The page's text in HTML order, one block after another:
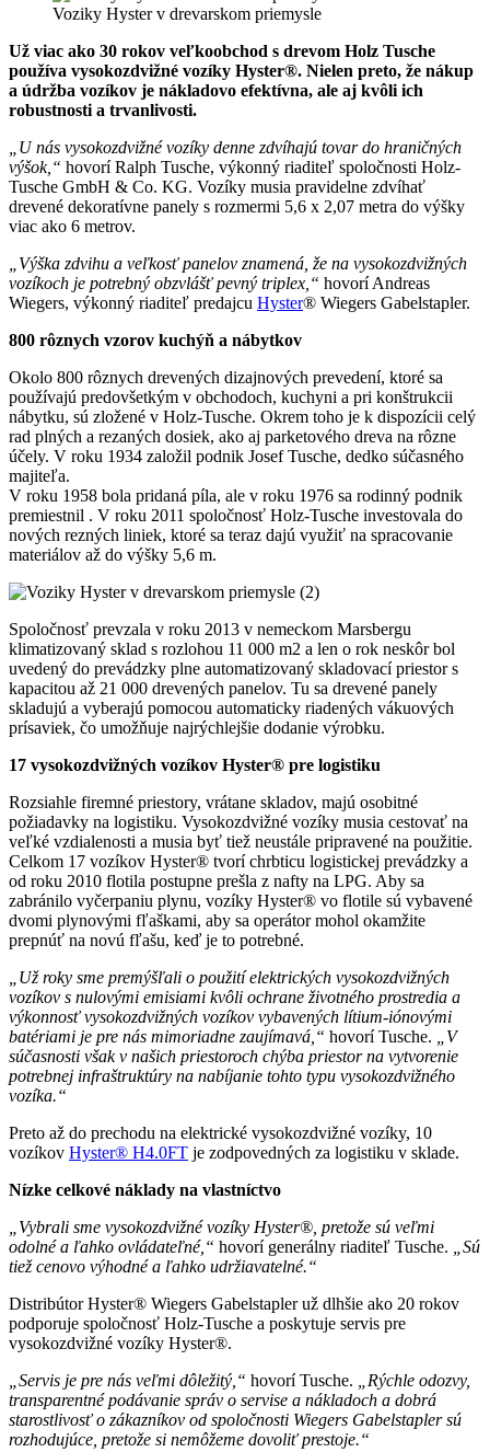
Voziky Hyster v drevarskom priemysle
Už viac ako 30 rokov veľkoobchod s drevom Holz Tusche
používa vysokozdvižné vozíky Hyster®. Nielen preto, že nákup
a údržba vozíkov je nákladovo efektívna, ale aj kvôli ich
robustnosti a trvanlivosti.
„U nás vysokozdvižné vozíky denne zdvíhajú tovar do hraničných
výšok,“ hovorí Ralph Tusche, výkonný riaditeľ spoločnosti Holz-
Tusche GmbH & Co. KG. Vozíky musia pravidelne zdvíhať
drevené dekoratívne panely s rozmermi 5,6 x 2,07 metra do výšky
viac ako 6 metrov.
„Výška zdvihu a veľkosť panelov znamená, že na vysokozdvižných
vozíkoch je potrebný obzvlášť pevný triplex,“ hovorí Andreas
Wiegers, výkonný riaditeľ predajcu Hyster® Wiegers Gabelstapler.
800 rôznych vzorov kuchýň a nábytkov
Okolo 800 rôznych drevených dizajnových prevedení, ktoré sa
používajú predovšetkým v obchodoch, kuchyni a pri konštrukcii
nábytku, sú zložené v Holz-Tusche. Okrem toho je k dispozícii celý
rad plných a rezaných dosiek, ako aj parketového dreva na rôzne
účely. V roku 1934 založil podnik Josef Tusche, dedko súčasného
majiteľa.
V roku 1958 bola pridaná píla, ale v roku 1976 sa rodinný podnik
premiestnil . V roku 2011 spoločnosť Holz-Tusche investovala do
nových rezných liniek, ktoré sa teraz dajú využiť na spracovanie
materiálov až do výšky 5,6 m.
Spoločnosť prevzala v roku 2013 v nemeckom Marsbergu
klimatizovaný sklad s rozlohou 11 000 m2 a len o rok neskôr bol
uvedený do prevádzky plne automatizovaný skladovací priestor s
kapacitou až 21 000 drevených panelov. Tu sa drevené panely
skladujú a vyberajú pomocou automaticky riadených vákuových
prísaviek, čo umožňuje najrýchlejšie dodanie výrobku.
17 vysokozdvižných vozíkov Hyster® pre logistiku
Rozsiahle firemné priestory, vrátane skladov, majú osobitné
požiadavky na logistiku. Vysokozdvižné vozíky musia cestovať na
veľké vzdialenosti a musia byť tiež neustále pripravené na použitie.
Celkom 17 vozíkov Hyster® tvorí chrbticu logistickej prevádzky a
od roku 2010 flotila postupne prešla z nafty na LPG. Aby sa
zabránilo vyčerpaniu plynu, vozíky Hyster® vo flotile sú vybavené
dvomi plynovými fľaškami, aby sa operátor mohol okamžite
prepnúť na novú fľašu, keď je to potrebné.
„Už roky sme premýšľali o použití elektrických vysokozdvižných
vozíkov s nulovými emisiami kvôli ochrane životného prostredia a
výkonnosť vysokozdvižných vozíkov vybavených lítium-iónovými
batériami je pre nás mimoriadne zaujímavá,“ hovorí Tusche.
„V
súčasnosti však v našich priestoroch chýba priestor na vytvorenie
potrebnej infraštruktúry na nabíjanie tohto typu vysokozdvižného
vozíka.“
Preto až do prechodu na elektrické vysokozdvižné vozíky, 10
vozíkov Hyster® H4.0FT je zodpovedných za logistiku v sklade.
Nízke celkové náklady na vlastníctvo
„Vybrali sme vysokozdvižné vozíky Hyster®, pretože sú veľmi
odolné a ľahko ovládateľné,“ hovorí generálny riaditeľ Tusche.
„Sú
tiež cenovo výhodné a ľahko udržiavatelné.“
Distribútor Hyster® Wiegers Gabelstapler už dlhšie ako 20 rokov
podporuje spoločnosť Holz-Tusche a poskytuje servis pre
vysokozdvižné vozíky Hyster®.
„Servis je pre nás veľmi dôležitý,“ hovorí Tusche.
„Rýchle odozvy,
transparentné podávanie správ o servise a nákladoch a dobrá
starostlivosť o zákazníkov od spoločnosti Wiegers Gabelstapler sú
rozhodujúce, pretože si nemôžeme dovoliť prestoje.“